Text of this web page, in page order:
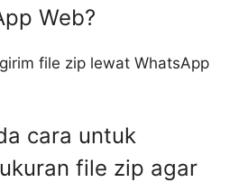
Web?
file zip lewat WhatsApp
cara untuk
file zip agar